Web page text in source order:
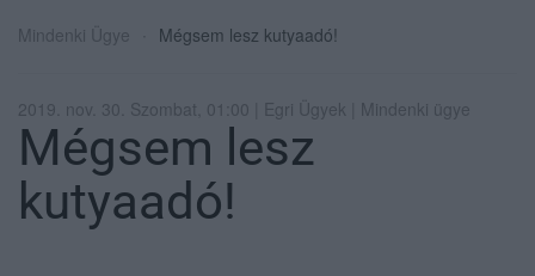
Mindenki Ügye Mégsem lesz kutyaadó!
2019. nov. 30. Szombat, 01:00 | Egri Ügyek | Mindenki ügye
Mégsem lesz
kutyaadó!